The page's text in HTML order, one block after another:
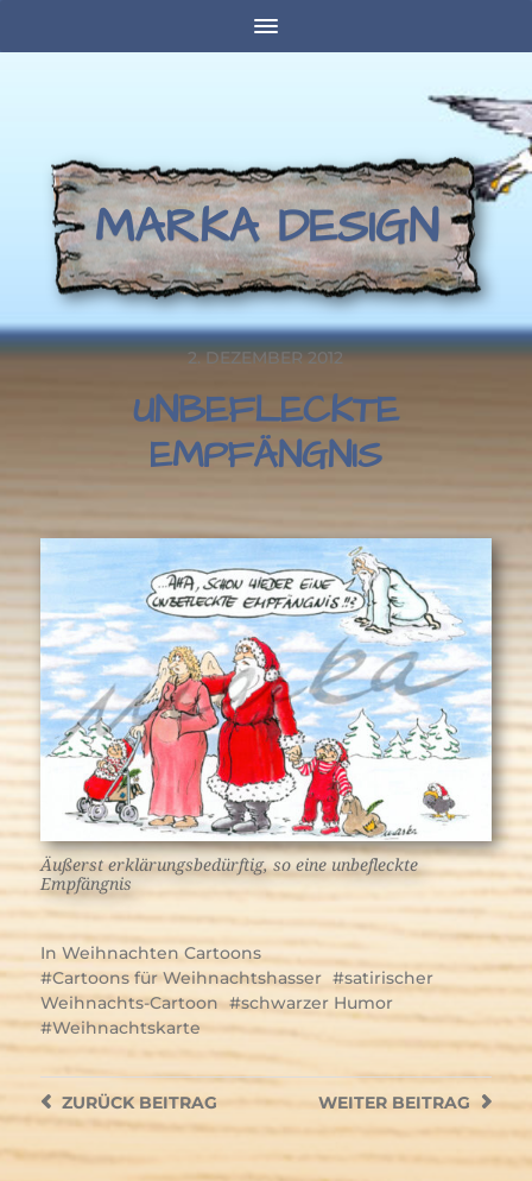
MARKA DESIGN
2. DEZEMBER 2012
UNBEFLECKTE
EMPFÄNGNIS
Äußerst erklärungsbedürftig, so eine unbefleckte
Empfängnis
InWeihnachten Cartoons
Cartoons für Weihnachtshasser
satirischer
Weihnachts-Cartoon
schwarzer Humor
Weihnachtskarte
WEITER BEITRAG
ZURÜCKBEITRAG